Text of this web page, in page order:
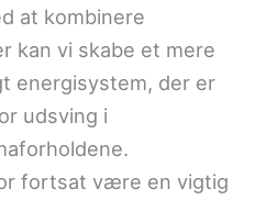
at kombinere
kan vi skabe et mere
energisystem, der er
udsving i
fortsat være en vigtig